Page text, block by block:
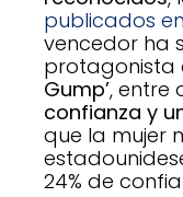
publicados
vencedor ha
protagonista
Gump’, entre
confianza y
que la mujer
24% de